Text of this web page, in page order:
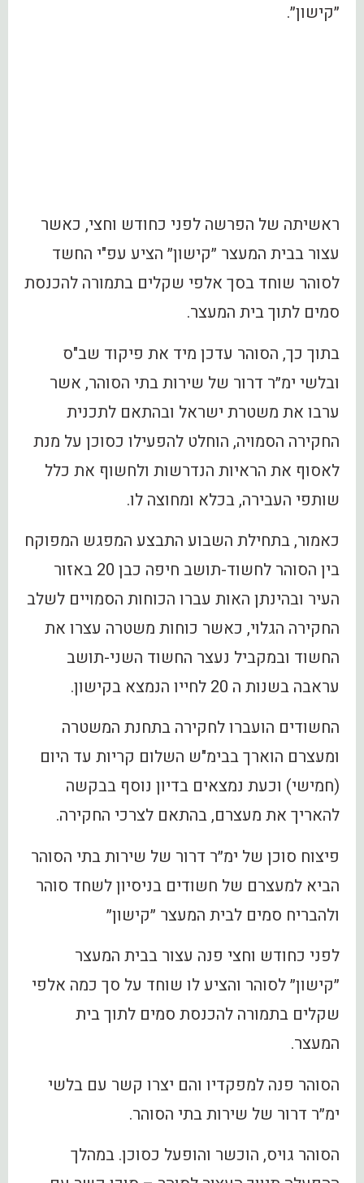
״קישון״.
ראשיתה של הפרשה לפני כחודש וחצי, כאשר
עצור בבית המעצר ״קישון״ הציע עפ"י החשד
לסוהר שוחד בסך אלפי שקלים בתמורה להכנסת
סמים לתוך בית המעצר.
בתוך כך, הסוהר עדכן מיד את פיקוד שב"ס
ובלשי ימ״ר דרור של שירות בתי הסוהר, אשר
ערבו את משטרת ישראל ובהתאם לתכנית
החקירה הסמויה, הוחלט להפעילו כסוכן על מנת
לאסוף את הראיות הנדרשות ולחשוף את כלל
שותפי העבירה, בכלא ומחוצה לו.
כאמור, בתחילת השבוע התבצע המפגש המפוקח
בין הסוהר לחשוד-תושב חיפה כבן 20 באזור
העיר ובהינתן האות עברו הכוחות הסמויים לשלב
החקירה הגלוי, כאשר כוחות משטרה עצרו את
החשוד ובמקביל נעצר החשוד השני-תושב
עראבה בשנות ה 20 לחייו הנמצא בקישון.
החשודים הועברו לחקירה בתחנת המשטרה
ומעצרם הוארך בבימ"ש השלום קריות עד היום
(חמישי) וכעת נמצאים בדיון נוסף בבקשה
להאריך את מעצרם, בהתאם לצרכי החקירה.
פיצוח סוכן של ימ״ר דרור של שירות בתי הסוהר
הביא למעצרם של חשודים בניסיון לשחד סוהר
ולהבריח סמים לבית המעצר ״קישון״
לפני כחודש וחצי פנה עצור בבית המעצר
״קישון״ לסוהר והציע לו שוחד על סך כמה אלפי
שקלים בתמורה להכנסת סמים לתוך בית
המעצר.
הסוהר פנה למפקדיו והם יצרו קשר עם בלשי
ימ״ר דרור של שירות בתי הסוהר.
הסוהר גויס, הוכשר והופעל כסוכן. במהלך